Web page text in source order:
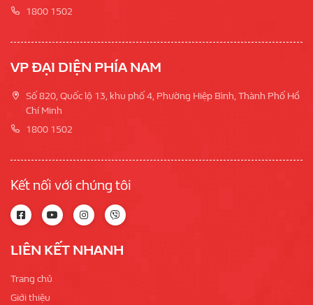
1800 1502
VP ĐẠI DIỆN PHÍA NAM
Số 820, Quốc lộ 13, khu phố 4, Phường Hiệp Bình, Thành Phố Hồ
Chí Minh
1800 1502
Kết nối với chúng tôi
LIÊN KẾT NHANH
Trang chủ
Giới thiệu